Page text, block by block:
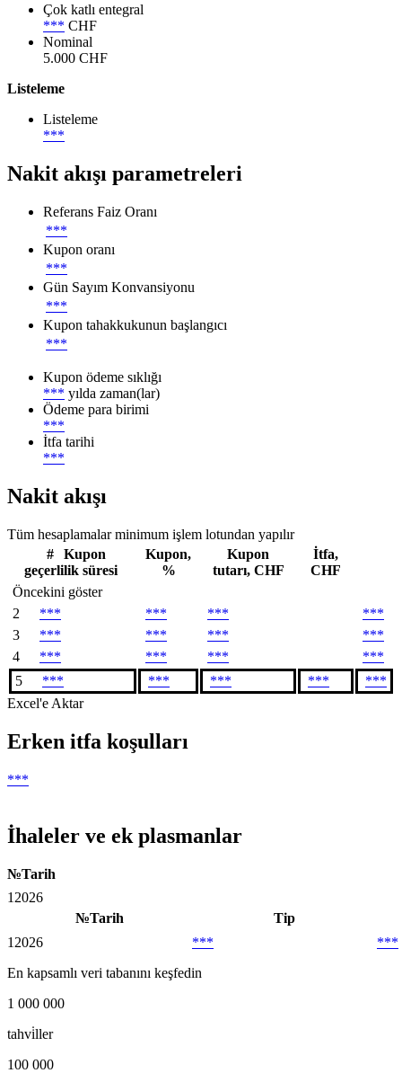
Çok katlı entegral
*** CHF
Nominal
5.000 CHF
Listeleme
Listeleme
***
Nakit akışı parametreleri
Referans Faiz Oranı
***
Kupon oranı
***
Gün Sayım Konvansiyonu
***
Kupon tahakkukunun başlangıcı
***
Kupon ödeme sıklığı
*** yılda zaman(lar)
Ödeme para birimi
***
İtfa tarihi
***
Nakit akışı
Tüm hesaplamalar minimum işlem lotundan yapılır
#
Kupon
geçerlilik süresi
Kupon,
%
Kupon
tutarı, CHF
İtfa,
CHF
Öncekini göster
2
*** *** ***
***
3
*** *** ***
***
4
*** *** ***
***
5
*** *** *** ***
***
Excel'e Aktar
Erken itfa koşulları
***
İhaleler ve ek plasmanlar
№Tarih
1 2026
№Tarih
Tip
1 2026 ***
***
En kapsamlı veri tabanını keşfedin
1 000 000
tahvi̇ller
100 000